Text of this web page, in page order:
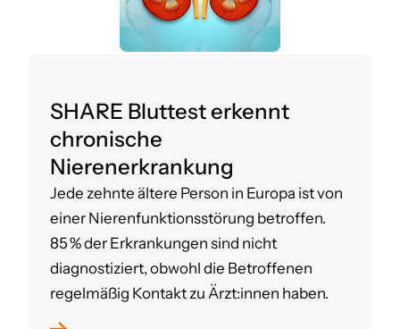
SHARE Bluttest erkennt
chronische
Nierenerkrankung
Jede zehnte ältere Person in Europa ist von
einer Nierenfunktionsstörung betroffen.
85 % der Erkrankungen sind nicht
diagnostiziert, obwohl die Betroffenen
regelmäßig Kontakt zu Ärzt:innen haben.